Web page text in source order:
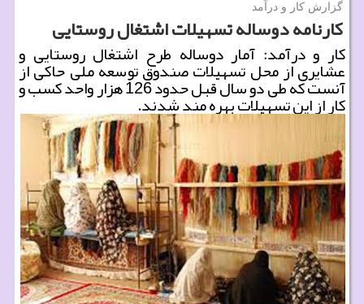
گزارش كار و درآمد
كارنامه دوساله تسهیلات اشتغال روستایی
كار و درآمد: آمار دوساله طرح اشتغال روستایی و
عشایری از محل تسهیلات صندوق توسعه ملی حاكی از
آنست كه طی دو سال قبل حدود 126 هزار واحد كسب و
كار از این تسهیلات بهره مند شدند.